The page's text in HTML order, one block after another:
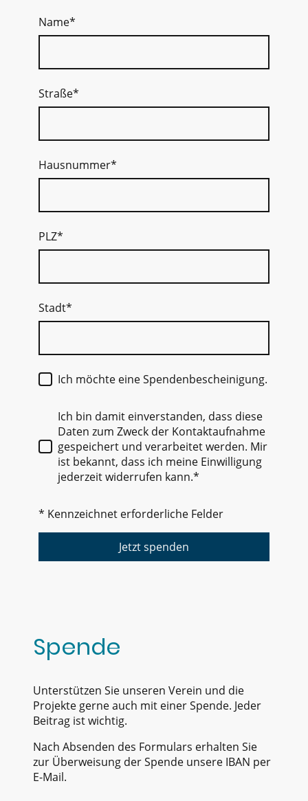
Name*
Straße*
Hausnummer*
PLZ*
Stadt*
Ich möchte eine Spendenbescheinigung.
Ich bin damit einverstanden, dass diese
Daten zum Zweck der Kontaktaufnahme
gespeichert und verarbeitet werden. Mir
ist bekannt, dass ich meine Einwilligung
jederzeit widerrufen kann.*
* Kennzeichnet erforderliche Felder
Jetzt spenden
Spende
Unterstützen Sie unseren Verein und die
Projekte gerne auch mit einer Spende. Jeder
Beitrag ist wichtig.
Nach Absenden des Formulars erhalten Sie
zur Überweisung der Spende unsere IBAN per
E-Mail.